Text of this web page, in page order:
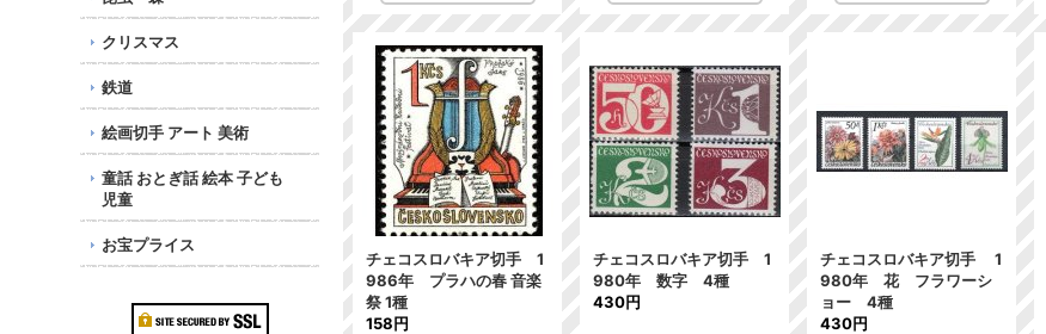
クリスマス
鉄道
絵画切手 アート 美術
童話 おとぎ話 絵本 子ども
児童
お宝プライス
チェコスロバキア切手 1
986年 プラハの春 音楽
祭 1種
158円
チェコスロバキア切手 1
980年 数字 4種
430円
チェコスロバキア切手 1
980年 花 フラワーシ
ョー 4種
430円